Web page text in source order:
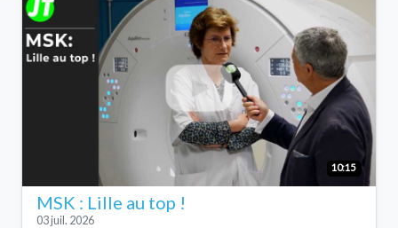
10:15
MSK : Lille au top !
03 juil. 2026